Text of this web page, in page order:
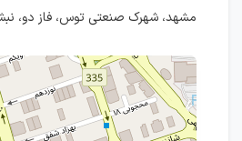
مشهد، شهرک صنعتی توس، فاز دو،